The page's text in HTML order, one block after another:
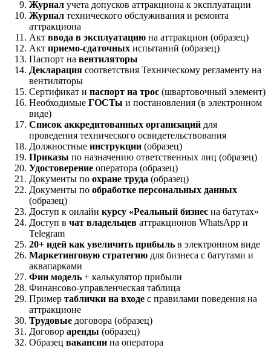
Журнал учета допусков аттракциона к эксплуатации
Журнал технического обслуживания и ремонта
аттракциона
Акт ввода в эксплуатацию на аттракцион (образец)
Акт приемо-сдаточных испытаний (образец)
Паспорт на вентиляторы
Декларация соответствия Техническому регламенту на
вентиляторы
Сертификат и паспорт на трос (швартовочный элемент)
Необходимые ГОСТы и постановления (в электронном
виде)
Список аккредитованных организаций для
проведения технического освидетельствования
Должностные инструкции (образец)
Приказы по назначению ответственных лиц (образец)
Удостоверение оператора (образец)
Документы по охране труда (образец)
Документы по обработке персональных данных
(образец)
Доступ к онлайн курсу «Реальный бизнес на батутах»
Доступ в чат владельцев аттракционов WhatsApp и
Telegram
20+ идей как увеличить прибыль в электронном виде
Маркетинговую стратегию для бизнеса с батутами и
аквапарками
Фин модель + калькулятор прибыли
Финансово-управленческая таблица
Пример таблички на входе с правилами поведения на
аттракционе
Трудовые договора (образец)
Договор аренды (образец)
Образец вакансии на оператора